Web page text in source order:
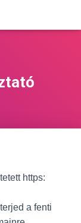
https:
a fenti